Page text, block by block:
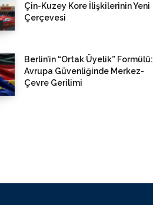
Çin-Kuzey Kore İlişkilerinin Yeni
Çerçevesi
Berlin’in “Ortak Üyelik” Formülü:
Avrupa Güvenliğinde Merkez-
Çevre Gerilimi